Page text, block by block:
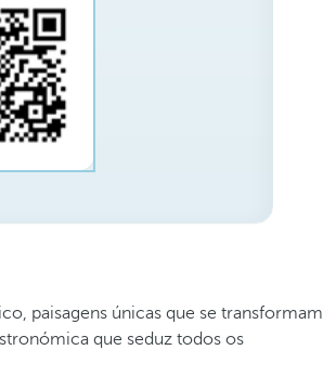
paisagens únicas que se transformam
que seduz todos os